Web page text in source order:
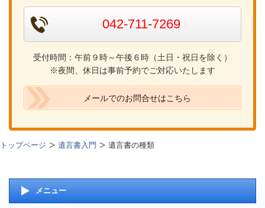
042-711-7269
受付時間：午前９時～午後６時（土日・祝日を除く）
※夜間、休日は事前予約でご対応いたします
メールでのお問合せはこちら
トップページ 遺言書入門 遺言書の種類
メニュー